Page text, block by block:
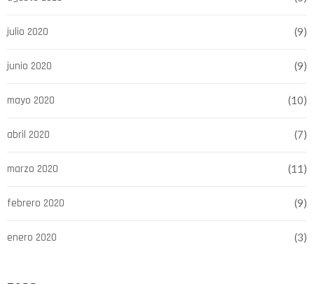
julio 2020 (9)
junio 2020 (9)
mayo 2020 (10)
abril 2020 (7)
marzo 2020 (11)
febrero 2020 (9)
enero 2020 (3)